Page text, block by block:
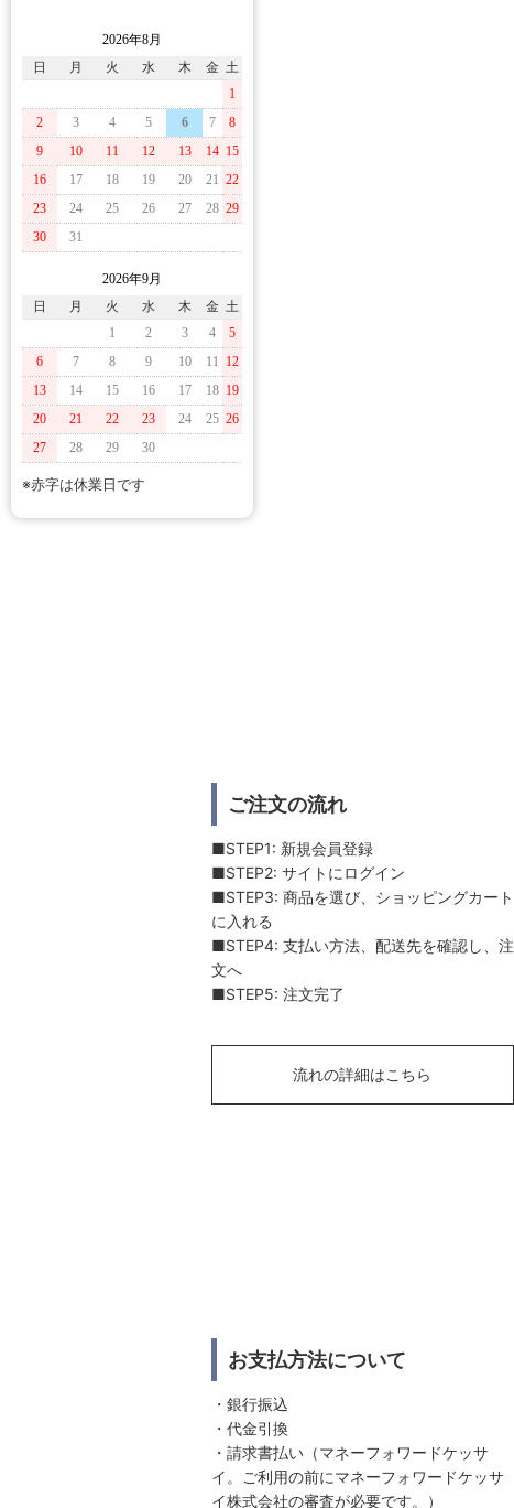
2026年8月
日
月 火 水 木 金 土
1
2
3 4 5 6 7
8
9
10 11 12 13 14 15
16
17 18 19 20 21 22
23
24 25 26 27 28 29
30
31
2026年9月
日
月 火 水 木 金 土
1
2 3 4
5
6
7 8 9 10 11 12
13
14 15 16 17 18 19
20
21 22 23 24 25 26
27
28 29 30
※赤字は休業日です
ご注文の流れ
■STEP1: 新規会員登録
■STEP2: サイトにログイン
■STEP3: 商品を選び、ショッピングカート
に入れる
■STEP4: 支払い方法、配送先を確認し、注
文へ
■STEP5: 注文完了
流れの詳細はこちら
お支払方法について
・銀行振込
・代金引換
・請求書払い（マネーフォワードケッサ
イ。ご利用の前にマネーフォワードケッサ
イ株式会社の審査が必要です。）